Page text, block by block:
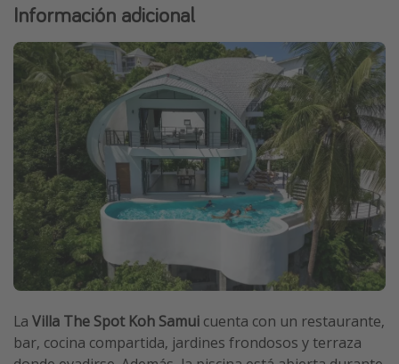
Eventos deportivos
Información adicional
La Villa The Spot Koh Samui cuenta con un restaurante,
bar, cocina compartida, jardines frondosos y terraza